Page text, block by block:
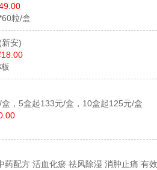
粒/盒
(新安)
，5盒起133元/盒，10盒起125元/盒
药配方 活血化瘀 祛风除湿 消肿止痛 有效